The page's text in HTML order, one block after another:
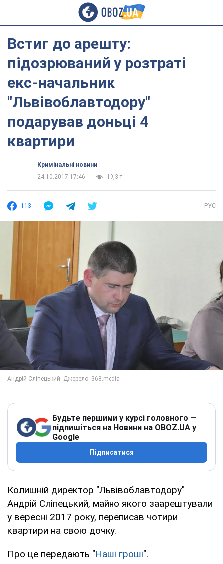
Встиг до арешту:
підозрюваний у розтраті
екс-начальник
"Львівоблавтодору"
подарував доньці 4
квартири
Кримінальні новини
24.10.2017 17:46
19,3 т.
113 РУС
Будьте першими у курсі головного —
підпишіться на Новини на OBOZ.UA у
Google
Підписатися
Колишній директор "Львівоблавтодору"
Андрій Сліпецький, майно якого заарештували
у вересні 2017 року, переписав чотири
квартири на свою дочку.
Про це передають "Наші гроші".